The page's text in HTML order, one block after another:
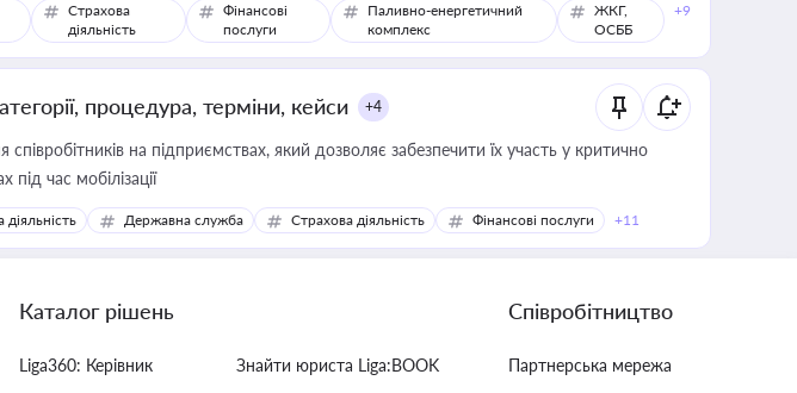
Страхова
діяльність
Фінансові
послуги
Паливно-енергетичний
комплекс
ЖКГ,
ОСББ
+9
процедура, терміни, кейси +4
на підприємствах, який дозволяє забезпечити їх участь у критично
час мобілізації
діяльність Державна служба Страхова діяльність Фінансові послуги +11
Каталог рішень
Liga360: Керівник Знайти юриста Liga:BOOK
Співробітництво
Партнерська мережа